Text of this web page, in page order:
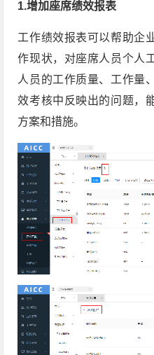
1.增加座席绩效报表
工作绩效报表可以帮助企
作现状，对座席人员个人
人员的工作质量、工作量
效考核中反映出的问题，
方案和措施。